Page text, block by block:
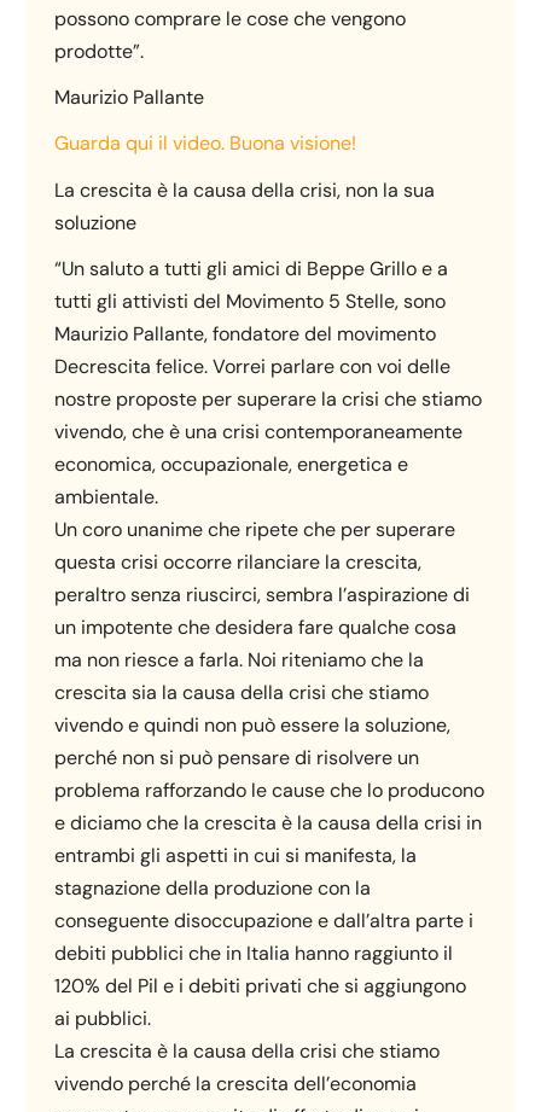
possono comprare le cose che vengono
prodotte”.
Maurizio Pallante
Guarda qui il video. Buona visione!
La crescita è la causa della crisi, non la sua
soluzione
“Un saluto a tutti gli amici di Beppe Grillo e a
tutti gli attivisti del Movimento 5 Stelle, sono
Maurizio Pallante, fondatore del movimento
Decrescita felice. Vorrei parlare con voi delle
nostre proposte per superare la crisi che stiamo
vivendo, che è una crisi contemporaneamente
economica, occupazionale, energetica e
ambientale.
Un coro unanime che ripete che per superare
questa crisi occorre rilanciare la crescita,
peraltro senza riuscirci, sembra l’aspirazione di
un impotente che desidera fare qualche cosa
ma non riesce a farla. Noi riteniamo che la
crescita sia la causa della crisi che stiamo
vivendo e quindi non può essere la soluzione,
perché non si può pensare di risolvere un
problema rafforzando le cause che lo producono
e diciamo che la crescita è la causa della crisi in
entrambi gli aspetti in cui si manifesta, la
stagnazione della produzione con la
conseguente disoccupazione e dall’altra parte i
debiti pubblici che in Italia hanno raggiunto il
120% del Pil e i debiti privati che si aggiungono
ai pubblici.
La crescita è la causa della crisi che stiamo
vivendo perché la crescita dell’economia